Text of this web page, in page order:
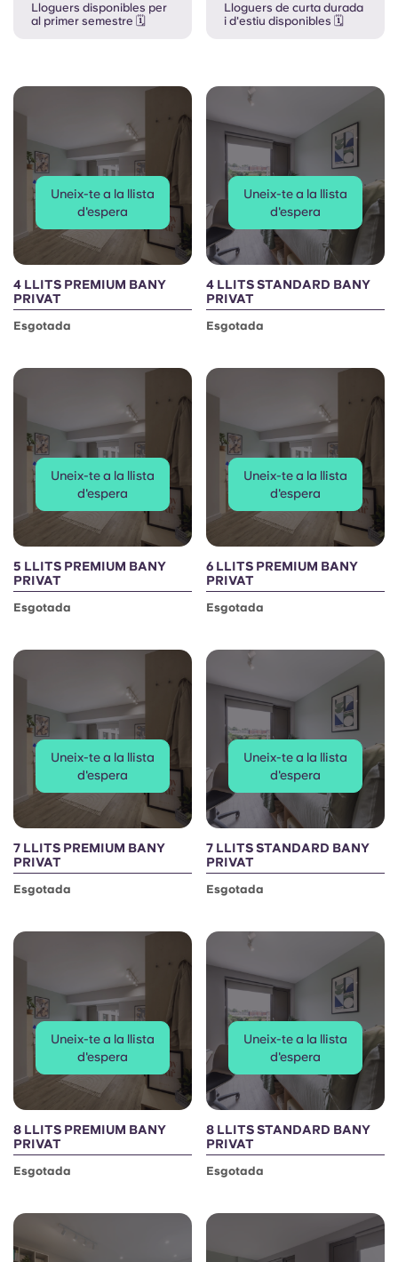
Lloguers disponibles per
al primer semestre 🗓️
Lloguers de curta durada
i d'estiu disponibles 🗓️
Uneix-te a la llista
d'espera
4 LLITS PREMIUM BANY
PRIVAT
Esgotada
Uneix-te a la llista
d'espera
4 LLITS STANDARD BANY
PRIVAT
Esgotada
Uneix-te a la llista
d'espera
5 LLITS PREMIUM BANY
PRIVAT
Esgotada
Uneix-te a la llista
d'espera
6 LLITS PREMIUM BANY
PRIVAT
Esgotada
Uneix-te a la llista
d'espera
7 LLITS PREMIUM BANY
PRIVAT
Esgotada
Uneix-te a la llista
d'espera
7 LLITS STANDARD BANY
PRIVAT
Esgotada
Uneix-te a la llista
d'espera
8 LLITS PREMIUM BANY
PRIVAT
Esgotada
Uneix-te a la llista
d'espera
8 LLITS STANDARD BANY
PRIVAT
Esgotada